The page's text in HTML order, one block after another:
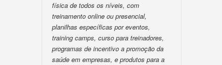
física de todos os níveis, com
treinamento online ou presencial,
planilhas específicas por eventos,
training camps, curso para treinadores,
programas de incentivo a promoção da
saúde em empresas, e produtos para a